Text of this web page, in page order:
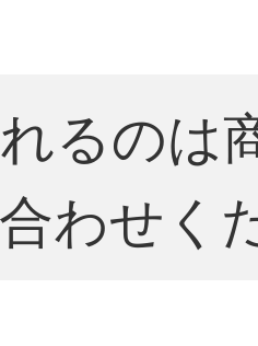
るのは
わせく